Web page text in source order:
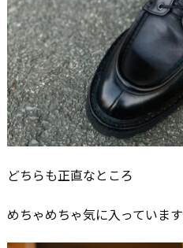
どちらも正直なところ
めちゃめちゃ気に入っています